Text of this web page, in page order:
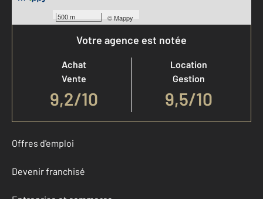
500 m ©Mappy
Votre agence est notée
Achat
Vente
9,2/10
Location
Gestion
9,5/10
Offres d'emploi
Devenir franchisé